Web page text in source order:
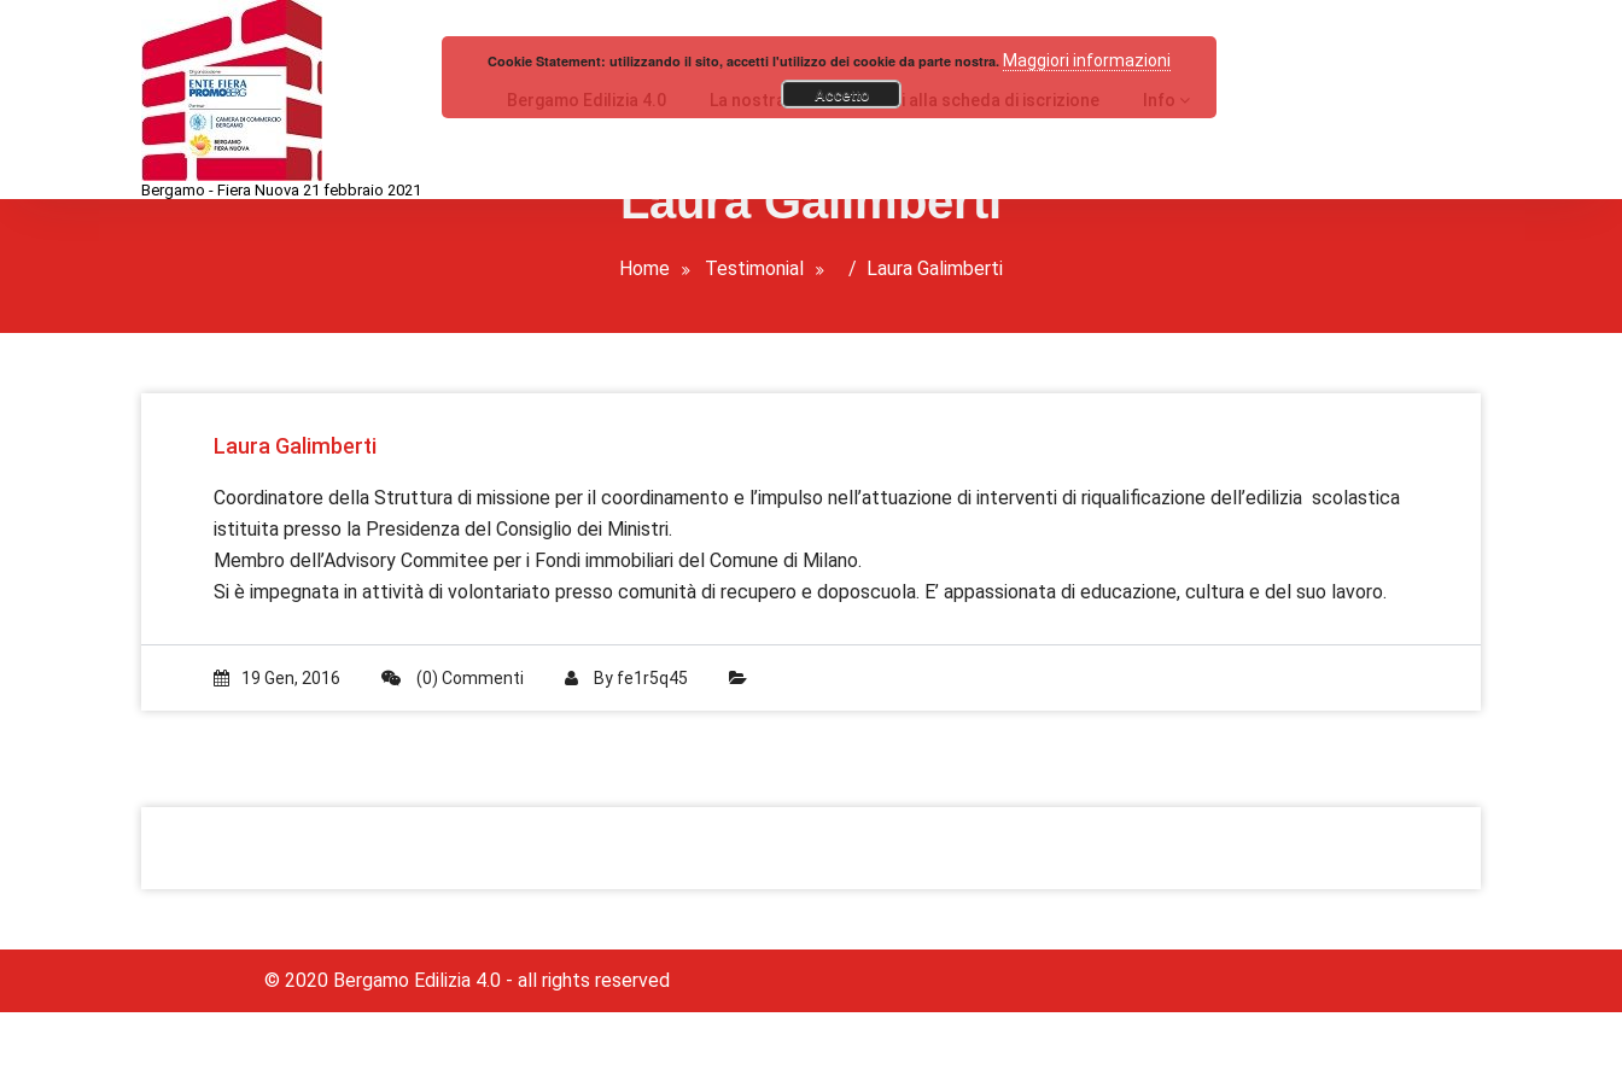
Bergamo - Fiera Nuova 21 febbraio 2021
Bergamo Edilizia 4.0 La nostra storia Vai alla scheda di iscrizione Info
Laura Galimberti
Home Testimonial / Laura Galimberti
Laura Galimberti
Coordinatore della Struttura di missione per il coordinamento e l’impulso nell’attuazione di interventi di riqualificazione dell’edilizia scolastica
istituita presso la Presidenza del Consiglio dei Ministri.
Membro dell’Advisory Commitee per i Fondi immobiliari del Comune di Milano.
Si è impegnata in attività di volontariato presso comunità di recupero e doposcuola. E’ appassionata di educazione, cultura e del suo lavoro.
19 Gen, 2016 (0) Commenti By fe1r5q45
© 2020 Bergamo Edilizia 4.0 - all rights reserved
Cookie Statement: utilizzando il sito, accetti l'utilizzo dei cookie da parte nostra. Maggiori informazioni
Accetto